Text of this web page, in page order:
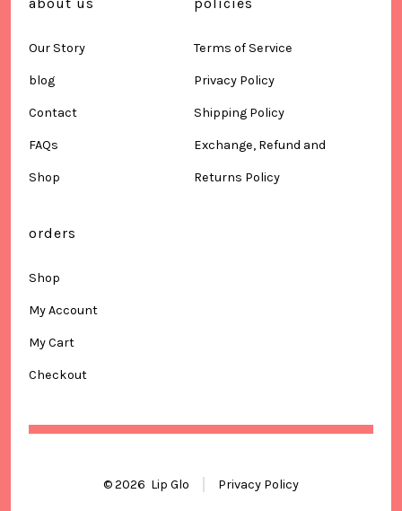
about us
Our Story
blog
Contact
FAQs
Shop
policies
Terms of Service
Privacy Policy
Shipping Policy
Exchange, Refund and
Returns Policy
orders
Shop
My Account
My Cart
Checkout
© 2026 Lip Glo Privacy Policy